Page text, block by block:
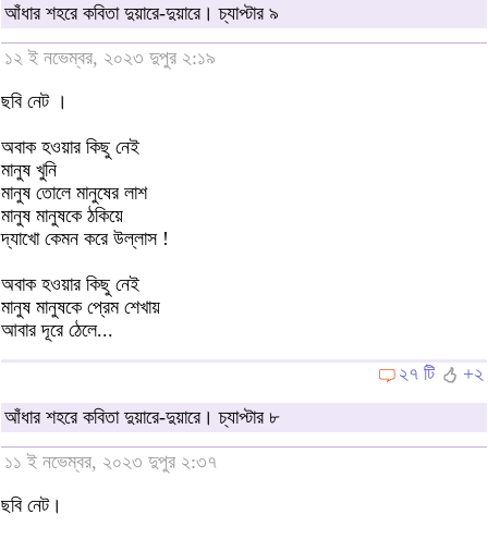
আঁধার শহরে কবিতা দুয়ারে-দুয়ারে। চ্যাপ্টার ৯
১২ ই নভেম্বর, ২০২৩ দুপুর ২:১৯
ছবি নেট ।
অবাক হওয়ার কিছু নেই
মানুষ খুনি
মানুষ তোলে মানুষের লাশ
মানুষ মানুষকে ঠকিয়ে
দ্যাখো কেমন করে উল্লাস !
অবাক হওয়ার কিছু নেই
মানুষ মানুষকে প্রেম শেখায়
আবার দূরে ঠেলে...
২৭ টি
+২
আঁধার শহরে কবিতা দুয়ারে-দুয়ারে। চ্যাপ্টার ৮
১১ ই নভেম্বর, ২০২৩ দুপুর ২:৩৭
ছবি নেট।